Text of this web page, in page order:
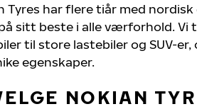
Tyres har flere tiår med
sitt beste i alle værforhold. Vi
til store lastebiler og SUV-er,
egenskaper.
NOKIAN